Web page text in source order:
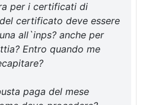
per i certificati di
certificato deve essere
all`inps? anche per
Entro quando me
paga del mese